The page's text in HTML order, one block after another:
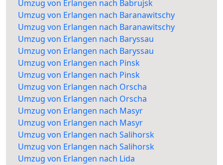
Umzug von Erlangen nach Babrujsk
Umzug von Erlangen nach Baranawitschy
Umzug von Erlangen nach Baranawitschy
Umzug von Erlangen nach Baryssau
Umzug von Erlangen nach Baryssau
Umzug von Erlangen nach Pinsk
Umzug von Erlangen nach Pinsk
Umzug von Erlangen nach Orscha
Umzug von Erlangen nach Orscha
Umzug von Erlangen nach Masyr
Umzug von Erlangen nach Masyr
Umzug von Erlangen nach Salihorsk
Umzug von Erlangen nach Salihorsk
Umzug von Erlangen nach Lida